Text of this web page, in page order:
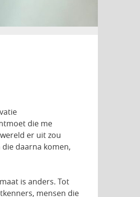
die me
er uit zou
daarna komen,
is anders. Tot
mensen die